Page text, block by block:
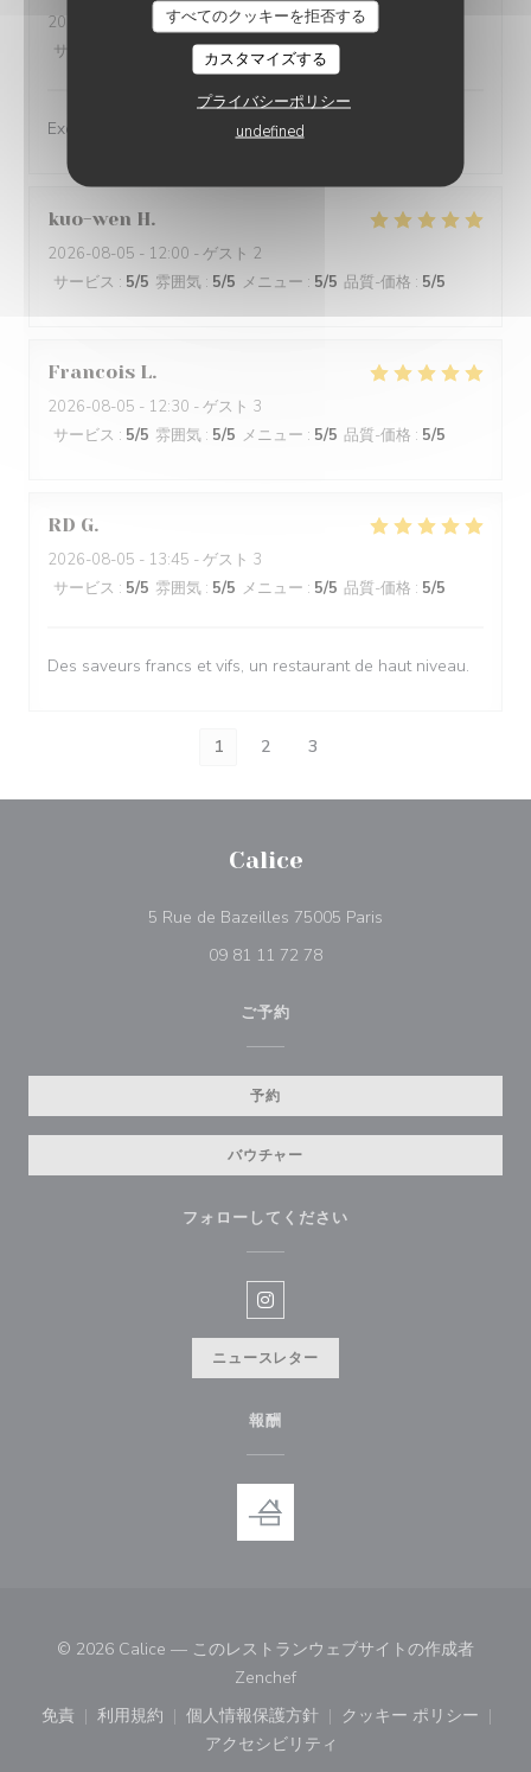
すべてのクッキーを拒否する
カスタマイズする
プライバシーポリシー
undefined
2026-08-05
- 20:00 - ゲスト 2
サービス
雰囲気:5/5 メニュー:5/5
Excellente cuisine, accueil chaleureux et attentif.
kuo-wen H
2026-08-05 - 12:00 - ゲスト 2
サービス : 5/5 雰囲気 : 5/5 メニュー : 5/5 品質-価格 : 5/5
Francois L
2026-08-05 - 12:30 - ゲスト 3
サービス : 5/5 雰囲気 : 5/5 メニュー : 5/5 品質-価格 : 5/5
RD G
2026-08-05 - 13:45 - ゲスト 3
サービス : 5/5 雰囲気 : 5/5 メニュー : 5/5 品質-価格 : 5/5
Des saveurs francs et vifs, un restaurant de haut niveau.
1 2 3
Calice
5 Rue de Bazeilles 75005 Paris
09 81 11 72 78
ご予約
予約
バウチャー
フォローしてください
Instagram ((新しいウィンドウ
ニュースレター
報酬
© 2026 Calice — このレストランウェブサイトの作成者
Zenchef((新しいウィンドウで開きます))
免責
((新しいウィンドウで開きます))
利用規約
((新しいウィンドウで開きます))
個人情報保護方針
((新しいウィンドウで開きます))
クッキー ポリシー
((新しいウィ
アクセシビリティ
((新しいウィンドウで開きます))